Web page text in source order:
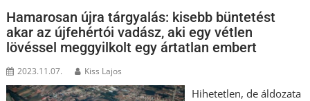
Hamarosan újra tárgyalás: kisebb büntetést
akar az újfehértói vadász, aki egy vétlen
lövéssel meggyilkolt egy ártatlan embert
2023.11.07. Kiss Lajos
Hihetetlen, de áldozata